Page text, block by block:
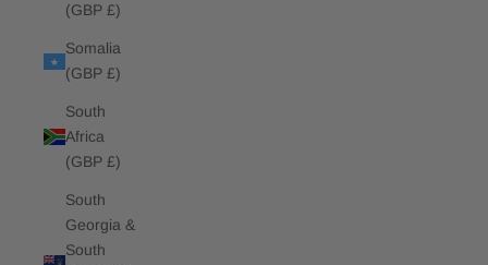
(GBP £)
Somalia
(GBP £)
South
Africa
(GBP £)
South
Georgia &
South